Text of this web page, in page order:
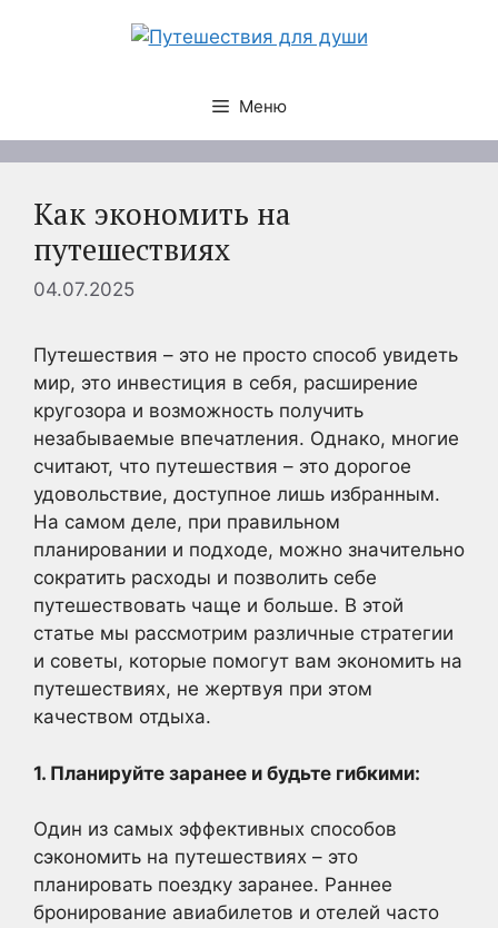
Меню
Как экономить на
путешествиях
04.07.2025
Путешествия – это не просто способ увидеть
мир, это инвестиция в себя, расширение
кругозора и возможность получить
незабываемые впечатления. Однако, многие
считают, что путешествия – это дорогое
удовольствие, доступное лишь избранным.
На самом деле, при правильном
планировании и подходе, можно значительно
сократить расходы и позволить себе
путешествовать чаще и больше. В этой
статье мы рассмотрим различные стратегии
и советы, которые помогут вам экономить на
путешествиях, не жертвуя при этом
качеством отдыха.
1. Планируйте заранее и будьте гибкими:
Один из самых эффективных способов
сэкономить на путешествиях – это
планировать поездку заранее. Раннее
бронирование авиабилетов и отелей часто